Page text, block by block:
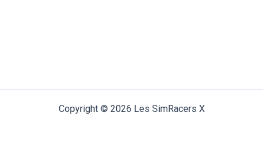
Copyright © 2026 Les SimRacers X